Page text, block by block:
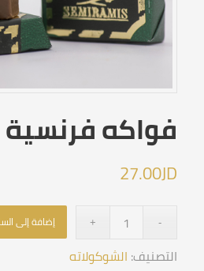
فواكه فرنسية
27.00JD
إضافة إلى
التصنيف: الشوكولاته